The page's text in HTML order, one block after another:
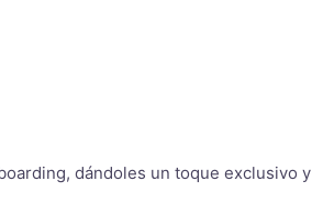
dándoles un toque exclusivo y